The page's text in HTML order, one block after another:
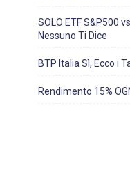
SOLO ETF S&P500
Nessuno Ti Dice
BTP Italia Sì, Ecco i
Rendimento 15%